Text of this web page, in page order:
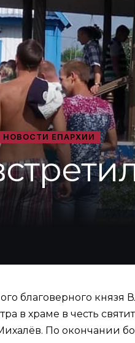
НОВОСТИ ЕПАРХИИ
благоверного
в храме в честь
По окончании